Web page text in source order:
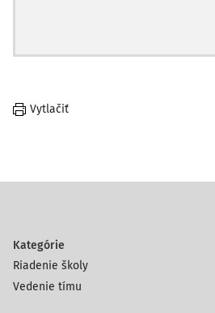
Vytlačiť
Kategórie
Riadenie školy
Vedenie tímu